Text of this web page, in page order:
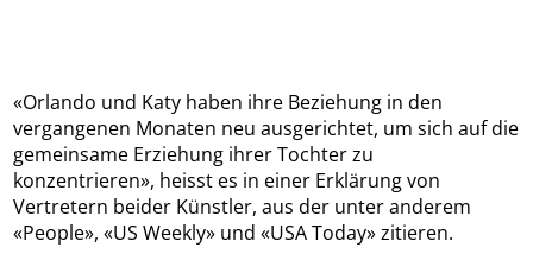
«Orlando und Katy haben ihre Beziehung in den
vergangenen Monaten neu ausgerichtet, um sich auf die
gemeinsame Erziehung ihrer Tochter zu
konzentrieren», heisst es in einer Erklärung von
Vertretern beider Künstler, aus der unter anderem
«People», «US Weekly» und «USA Today» zitieren.